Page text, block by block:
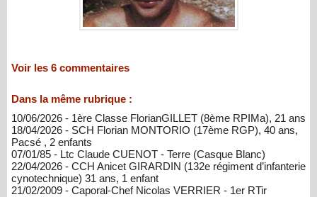
Voir les 6 commentaires
Dans la même rubrique :
10/06/2026 - 1ère Classe FlorianGILLET (8ème RPIMa), 21 ans
18/04/2026 - SCH Florian MONTORIO (17ème RGP), 40 ans,
Pacsé , 2 enfants
07/01/85 - Ltc Claude CUENOT - Terre (Casque Blanc)
22/04/2026 - CCH Anicet GIRARDIN (132e régiment d’infanterie
cynotechnique) 31 ans, 1 enfant
21/02/2009 - Caporal-Chef Nicolas VERRIER - 1er RTir